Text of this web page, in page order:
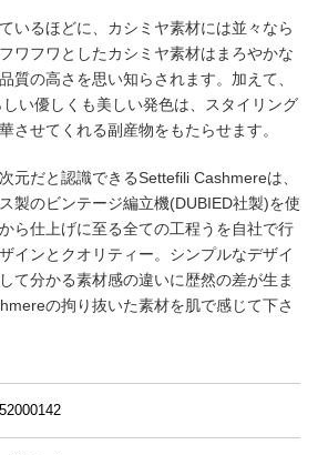
いるほどに、カシミヤ素材には並々なら
ワフワとしたカシミヤ素材はまろやかな
質の高さを思い知らされます。加えて、
い優しくも美しい発色は、スタイリング
させてくれる副産物をもたらせます。
元だと認識できるSettefili Cashmereは、
製のビンテージ編立機(DUBIED社製)を使
ら仕上げに至る全ての工程うを自社で行
インとクオリティー。シンプルなデザイ
て分かる素材感の違いに歴然の差が生ま
の拘り抜いた素材を肌で感じて下さ